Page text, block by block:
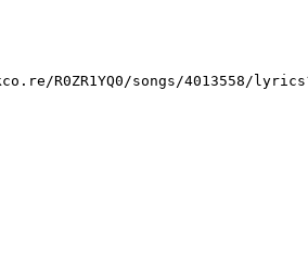
R0ZR1YQ0/songs/4013558/